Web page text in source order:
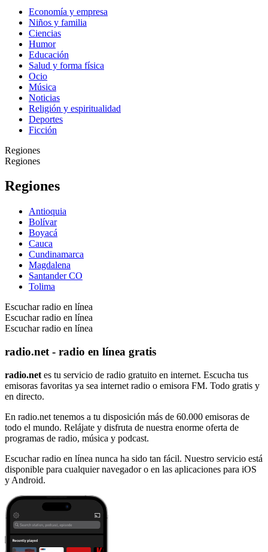
Economía y empresa
Niños y familia
Ciencias
Humor
Educación
Salud y forma física
Ocio
Música
Noticias
Religión y espiritualidad
Deportes
Ficción
Regiones
Regiones
Regiones
Antioquia
Bolívar
Boyacá
Cauca
Cundinamarca
Magdalena
Santander CO
Tolima
Escuchar radio en línea
Escuchar radio en línea
Escuchar radio en línea
radio.net - radio en línea gratis
radio.net es tu servicio de radio gratuito en internet. Escucha tus
emisoras favoritas ya sea internet radio o emisora FM. Todo gratis y
en directo.
En radio.net tenemos a tu disposición más de 60.000 emisoras de
todo el mundo. Relájate y disfruta de nuestra enorme oferta de
programas de radio, música y podcast.
Escuchar radio en línea nunca ha sido tan fácil. Nuestro servicio está
disponible para cualquier navegador o en las aplicaciones para iOS
y Android.